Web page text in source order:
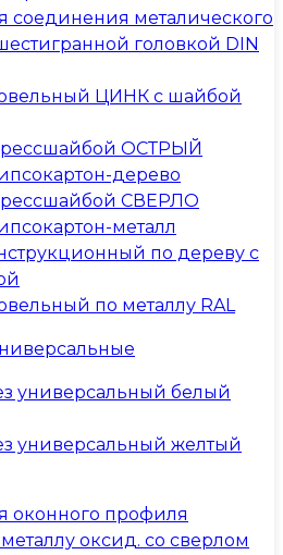
соединения металического
головкой DIN
ЦИНК с шайбой
ОСТРЫЙ
дерево
СВЕРЛО
металл
по дереву с
по металлу RAL
универсальный белый
универсальный желтый
оконного профиля
оксид. со сверлом